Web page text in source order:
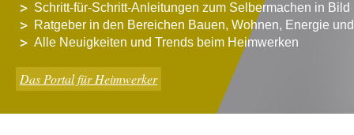
Schritt-für-Schritt-Anleitungen zum Selbermachen in Bild
Ratgeber in den Bereichen Bauen, Wohnen, Energie
Alle Neuigkeiten und Trends beim Heimwerken
Das Portal für Heimwerker